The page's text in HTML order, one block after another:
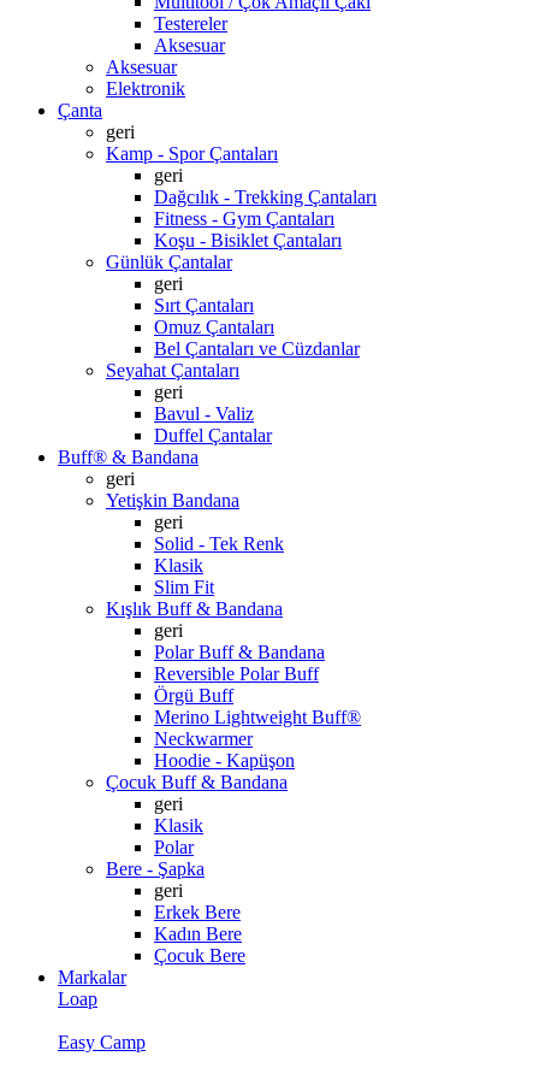
Testereler
Aksesuar
Aksesuar
Elektronik
Çanta
geri
Kamp - Spor Çantaları
geri
Dağcılık - Trekking Çantaları
Fitness - Gym Çantaları
Koşu - Bisiklet Çantaları
Günlük Çantalar
geri
Sırt Çantaları
Omuz Çantaları
Bel Çantaları ve Cüzdanlar
Seyahat Çantaları
geri
Bavul - Valiz
Duffel Çantalar
Buff® & Bandana
geri
Yetişkin Bandana
geri
Solid - Tek Renk
Klasik
Slim Fit
Kışlık Buff & Bandana
geri
Polar Buff & Bandana
Reversible Polar Buff
Örgü Buff
Merino Lightweight Buff®
Neckwarmer
Hoodie - Kapüşon
Çocuk Buff & Bandana
geri
Klasik
Polar
Bere - Şapka
geri
Erkek Bere
Kadın Bere
Çocuk Bere
Markalar
Loap
Easy Camp